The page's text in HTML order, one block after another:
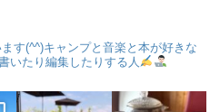
す(^^)キャンプと音楽と本が好きな
いたり編集したりする人